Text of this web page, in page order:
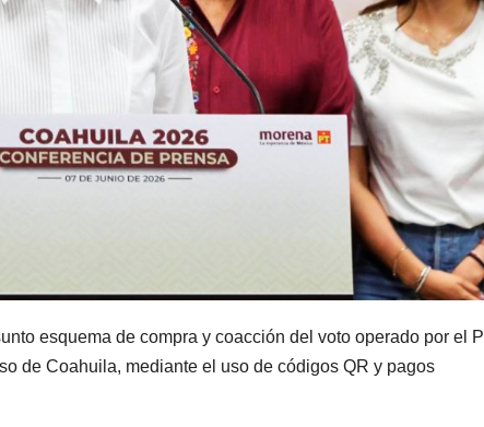
esquema de compra y coacción del voto operado por el
de Coahuila, mediante el uso de códigos QR y pagos